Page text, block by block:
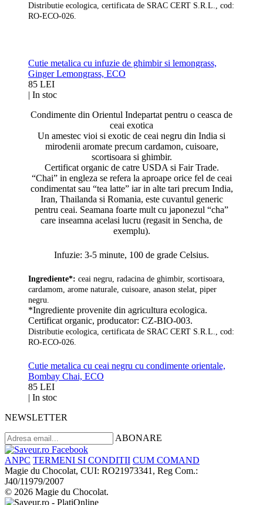
Distributie ecologica, certificata de SRAC CERT S.R.L., cod:
RO-ECO-026.
Cutie metalica cu infuzie de ghimbir si lemongrass,
Ginger Lemongrass, ECO
85 LEI
| In stoc
Condimente din Orientul Indepartat pentru o ceasca de
ceai exotica
Un amestec vioi si exotic de ceai negru din India si
mirodenii aromate precum cardamon, cuisoare,
scortisoara si ghimbir.
Certificat organic de catre USDA si Fair Trade.
“Chai” in engleza se refera la aproape orice fel de ceai
condimentat sau “tea latte” iar in alte tari precum India,
Iran, Thailanda si Romania, este cuvantul generic
pentru ceai. Seamana foarte mult cu japonezul “cha”
care inseamna acelasi lucru (regasit in Sencha, de
exemplu).
Infuzie: 3-5 minute, 100 de grade Celsius.
Ingrediente*: ceai negru, radacina de ghimbir, scortisoara,
cardamom, arome naturale, cuisoare, anason stelat, piper
negru.
*Ingrediente provenite din agricultura ecologica.
Certificat organic, producator: CZ-BIO-003.
Distributie ecologica, certificata de SRAC CERT S.R.L., cod:
RO-ECO-026.
Cutie metalica cu ceai negru cu condimente orientale,
Bombay Chai, ECO
85 LEI
| In stoc
NEWSLETTER
ABONARE
ANPC TERMENI SI CONDITII CUM COMAND
Magie du Chocolat, CUI: RO21973341, Reg Com.:
J40/11979/2007
© 2026 Magie du Chocolat.